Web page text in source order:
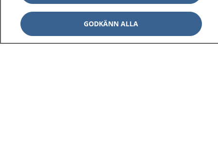
Om 1177 Visa
Kontakt Visa
GODKÄNN ALLA